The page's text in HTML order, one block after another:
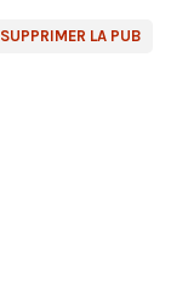
SUPPRIMER LA PUB